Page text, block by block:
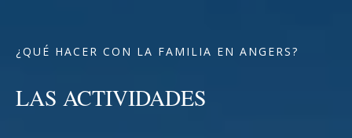
¿QUÉ HACER CON LA FAMILIA EN ANGERS?
LAS ACTIVIDADES